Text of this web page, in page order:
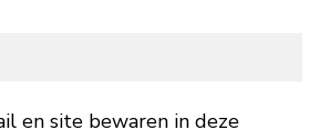
en site bewaren in deze